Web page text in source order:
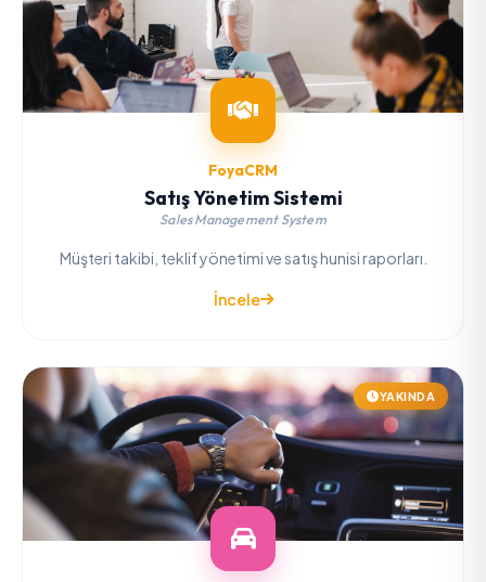
FoyaCRM
Satış Yönetim Sistemi
Sales Management System
Müşteri takibi, teklif yönetimi ve satış hunisi raporları.
İncele
YAKINDA